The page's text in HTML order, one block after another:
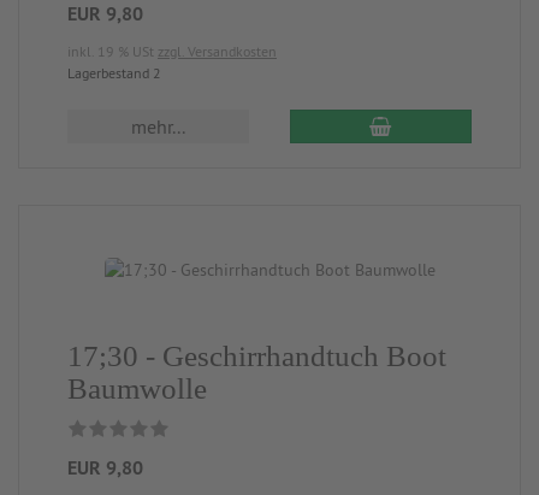
EUR 9,80
inkl. 19 % USt zzgl. Versandkosten
Lagerbestand 2
mehr...
17;30 - Geschirrhandtuch Boot
Baumwolle
EUR 9,80